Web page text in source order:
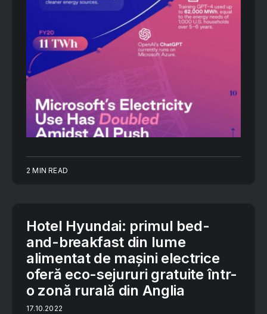
2 MIN READ
Hotel Hyundai: primul bed-
and-breakfast din lume
alimentat de mașini electrice
oferă eco-sejururi gratuite într-
o zonă rurală din Anglia
17.10.2022